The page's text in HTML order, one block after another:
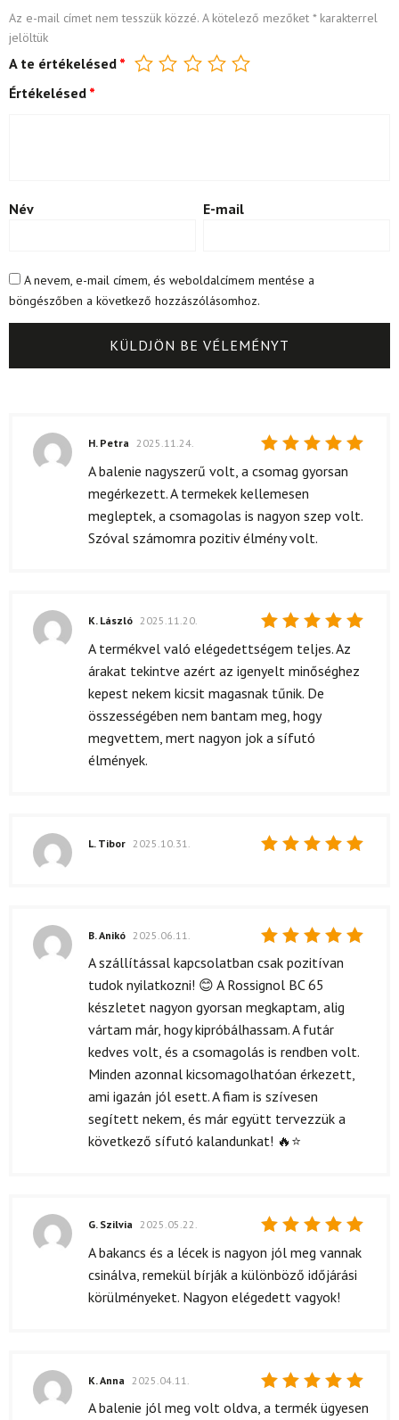
Az e-mail címet nem tesszük közzé. A kötelező mezőket *karakterrel
jelöltük
A te értékelésed *
Értékelésed *
Név E-mail
A nevem, e-mail címem, és weboldalcímem mentése a
böngészőben a következő hozzászólásomhoz.
Értékelés:
/ 5
H. Petra 2025.11.24.
A balenie nagyszerű volt, a csomag gyorsan
megérkezett. A termekek kellemesen
megleptek, a csomagolas is nagyon szep volt.
Szóval számomra pozitiv élmény volt.
Értékelés:
5
K. László 2025.11.20.
A termékvel való elégedettségem teljes. Az
árakat tekintve azért az igenyelt minőséghez
kepest nekem kicsit magasnak tűnik. De
összességében nem bantam meg, hogy
megvettem, mert nagyon jok a sífutó
élmények.
L. Tibor 2025.10.31.
Értékelés:
/ 5
B. Anikó 2025.06.11.
A szállítással kapcsolatban csak pozitívan
tudok nyilatkozni! 😊 A Rossignol BC 65
készletet nagyon gyorsan megkaptam, alig
vártam már, hogy kipróbálhassam. A futár
kedves volt, és a csomagolás is rendben volt.
Minden azonnal kicsomagolhatóan érkezett,
ami igazán jól esett. A fiam is szívesen
segített nekem, és már együtt tervezzük a
következő sífutó kalandunkat! 🔥⭐
Értékelés:
5 / 5
G. Szilvia 2025.05.22.
A bakancs és a lécek is nagyon jól meg vannak
csinálva, remekül bírják a különböző időjárási
körülményeket. Nagyon elégedett vagyok!
Értékelés:
K. Anna 2025.04.11.
A balenie jól meg volt oldva, a termék ügyesen